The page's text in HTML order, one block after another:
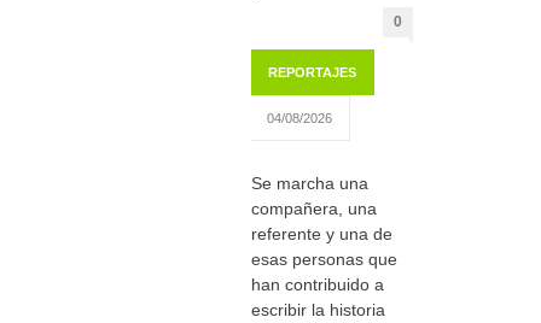
0
REPORTAJES
04/08/2026
Se marcha una
compañera, una
referente y una de
esas personas que
han contribuido a
escribir la historia